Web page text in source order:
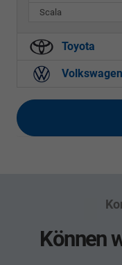
Scala
Toyota
Volkswagen
Können